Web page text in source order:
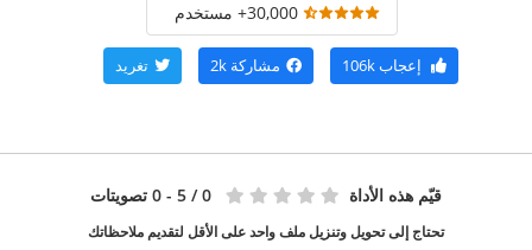
30,000+ مستخدم
إعجاب106k مشاركة 2k تغريد
قيّم هذه الأداة 0 / 5 - 0 تصويتات
تحتاج إلى تحويل وتنزيل ملف واحد على الأقل لتقديم ملاحظاتك